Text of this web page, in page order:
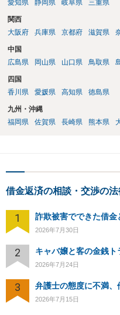
愛知県
静岡県 岐阜県 三重県
関西
大阪府
兵庫県 京都府 滋賀県
中国
広島県
岡山県 山口県 鳥取県
四国
香川県
愛媛県 高知県 徳島県
九州・沖縄
福岡県
佐賀県 長崎県 熊本県
借金返済の相談・交渉の
1 詐欺被害でできた借
2026年7月30日
2 キャバ嬢と客の金銭ト
2026年7月24日
3 弁護士の態度に不満、
2026年7月15日